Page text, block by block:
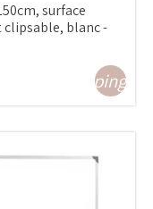
surface
clipsable, blanc -